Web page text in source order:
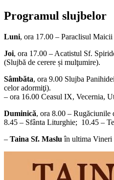
Programul slujbelor
Luni, ora 17.00 – Paraclisul
Joi, ora 17.00 – Acatistul Sf.
(Slujbă de cerere și mulţumire).
Sâmbăta, ora 9.00 Slujba
celor adormiţi).
– ora 16.00 Ceasul IX, Vecernia,
Duminică, ora 8.00 –
8.45 – Sfânta Liturghie; 10.45 –
– Taina Sf. Maslu în ultima Vineri